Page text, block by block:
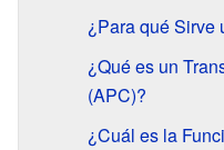
¿Para qué Sirve
¿Qué es un
(APC)?
¿Cuál es la